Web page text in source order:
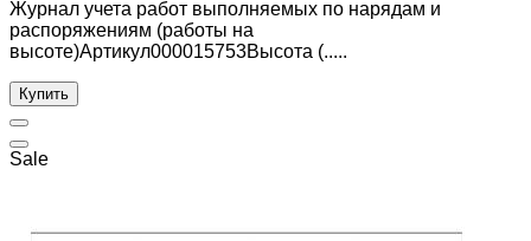
Журнал учета работ выполняемых по нарядам и
распоряжениям (работы на
высоте)Артикул000015753Высота (.....
Купить
Sale